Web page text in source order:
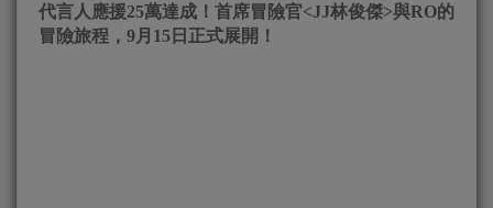
代言人應援25萬達成！首席冒險官<JJ林俊傑>與RO的
冒險旅程，9月15日正式展開！